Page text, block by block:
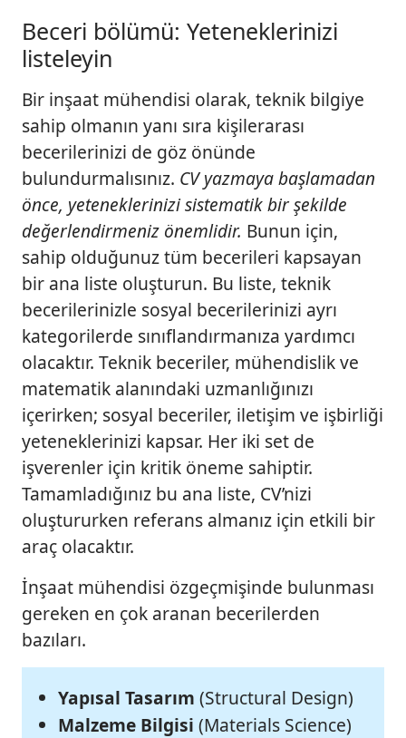
Beceri bölümü: Yeteneklerinizi
listeleyin
Bir inşaat mühendisi olarak, teknik bilgiye
sahip olmanın yanı sıra kişilerarası
becerilerinizi de göz önünde
bulundurmalısınız. CV yazmaya başlamadan
önce, yeteneklerinizi sistematik bir şekilde
değerlendirmeniz önemlidir. Bunun için,
sahip olduğunuz tüm becerileri kapsayan
bir ana liste oluşturun. Bu liste, teknik
becerilerinizle sosyal becerilerinizi ayrı
kategorilerde sınıflandırmanıza yardımcı
olacaktır. Teknik beceriler, mühendislik ve
matematik alanındaki uzmanlığınızı
içerirken; sosyal beceriler, iletişim ve işbirliği
yeteneklerinizi kapsar. Her iki set de
işverenler için kritik öneme sahiptir.
Tamamladığınız bu ana liste, CV’nizi
oluştururken referans almanız için etkili bir
araç olacaktır.
İnşaat mühendisi özgeçmişinde bulunması
gereken en çok aranan becerilerden
bazıları.
Yapısal Tasarım (Structural Design)
Malzeme Bilgisi (Materials Science)